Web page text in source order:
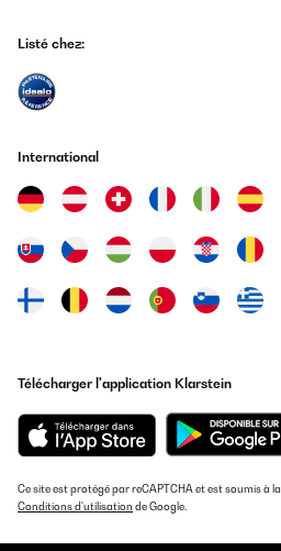
Listé chez:
International
Télécharger l'application Klarstein
Ce site est protégé par reCAPTCHA et est soumis à la
Conditions d'utilisation de Google.